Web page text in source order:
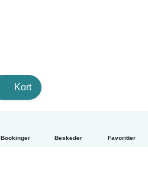
Bookinger Beskeder Favoritter
Kort